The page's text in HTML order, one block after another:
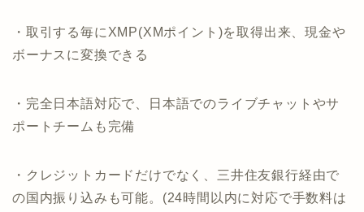
・取引する毎にXMP(XMポイント)を取得出来、現金や
ボーナスに変換できる
・完全日本語対応で、日本語でのライブチャットやサ
ポートチームも完備
・クレジットカードだけでなく、三井住友銀行経由で
の国内振り込みも可能。(24時間以内に対応で手数料は